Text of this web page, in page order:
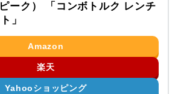
ーク） 「コンボトルク レンチ
」
Amazon
楽天
Yahooショッピング